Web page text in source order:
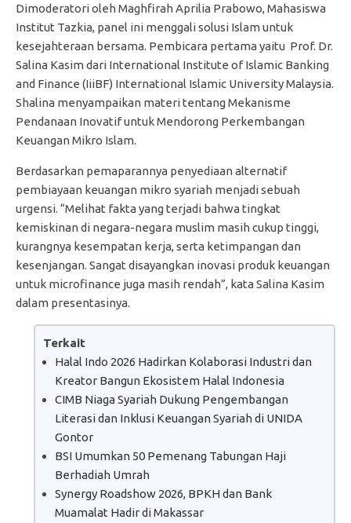
Dimoderatori oleh Maghfirah Aprilia Prabowo, Mahasiswa
Institut Tazkia, panel ini menggali solusi Islam untuk
kesejahteraan bersama. Pembicara pertama yaitu Prof. Dr.
Salina Kasim dari International Institute of Islamic Banking
and Finance (IiiBF) International Islamic University Malaysia.
Shalina menyampaikan materi tentang Mekanisme
Pendanaan Inovatif untuk Mendorong Perkembangan
Keuangan Mikro Islam.
Berdasarkan pemaparannya penyediaan alternatif
pembiayaan keuangan mikro syariah menjadi sebuah
urgensi. “Melihat fakta yang terjadi bahwa tingkat
kemiskinan di negara-negara muslim masih cukup tinggi,
kurangnya kesempatan kerja, serta ketimpangan dan
kesenjangan. Sangat disayangkan inovasi produk keuangan
untuk microfinance juga masih rendah”, kata Salina Kasim
dalam presentasinya.
Terkait
Halal Indo 2026 Hadirkan Kolaborasi Industri dan
Kreator Bangun Ekosistem Halal Indonesia
CIMB Niaga Syariah Dukung Pengembangan
Literasi dan Inklusi Keuangan Syariah di UNIDA
Gontor
BSI Umumkan 50 Pemenang Tabungan Haji
Berhadiah Umrah
Synergy Roadshow 2026, BPKH dan Bank
Muamalat Hadir di Makassar